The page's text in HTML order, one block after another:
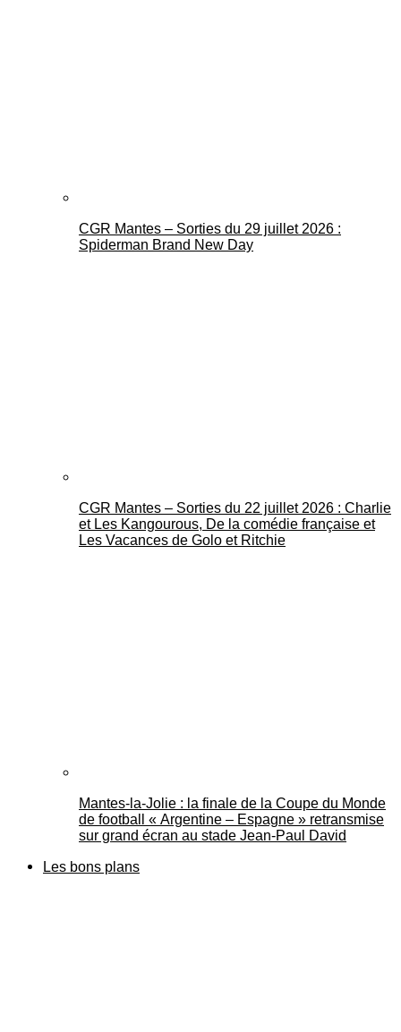
CGR Mantes – Sorties du 29 juillet 2026 :
Spiderman Brand New Day
CGR Mantes – Sorties du 22 juillet 2026 : Charlie
et Les Kangourous, De la comédie française et
Les Vacances de Golo et Ritchie
Mantes-la-Jolie : la finale de la Coupe du Monde
de football « Argentine – Espagne » retransmise
sur grand écran au stade Jean-Paul David
Les bons plans